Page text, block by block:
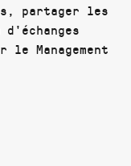
partager les
Management